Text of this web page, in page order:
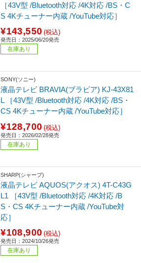
［43V型 /Bluetooth対応 /4K対応 /BS・C
S 4Kチューナー内蔵 /YouTube対応］
¥143,550 (税込)
発売日：2025/06/20発売
在庫あり
SONY(ソニー)
液晶テレビ BRAVIA(ブラビア) KJ-43X81
L ［43V型 /Bluetooth対応 /4K対応 /BS・
CS 4Kチューナー内蔵 /YouTube対応］
¥128,700 (税込)
発売日：2026/02/28発売
在庫あり
SHARP(シャープ)
液晶テレビ AQUOS(アクオス) 4T-C43G
L1 ［43V型 /Bluetooth対応 /4K対応 /B
S・CS 4Kチューナー内蔵 /YouTube対
応］
¥108,900 (税込)
発売日：2024/10/26発売
在庫あり